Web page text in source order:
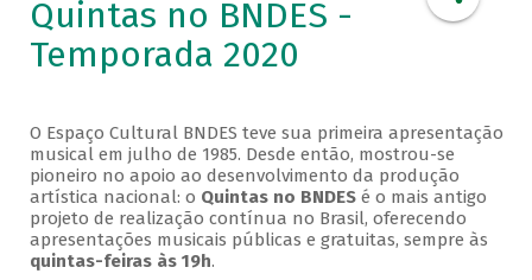
Quintas no BNDES -
Temporada 2020
O Espaço Cultural BNDES teve sua primeira apresentação
musical em julho de 1985. Desde então, mostrou-se
pioneiro no apoio ao desenvolvimento da produção
artística nacional: o Quintas no BNDESé o mais antigo
projeto de realização contínua no Brasil, oferecendo
apresentações musicais públicas e gratuitas, sempre às
quintas-feiras às 19h.